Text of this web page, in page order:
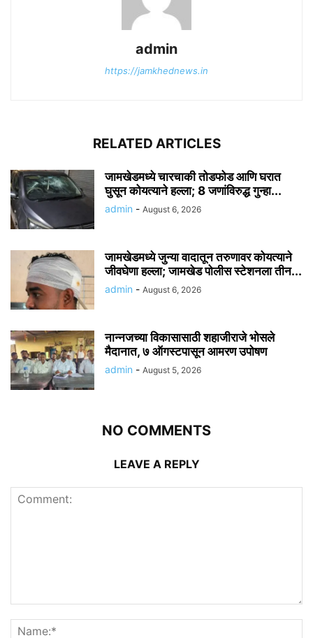
admin
https://jamkhednews.in
RELATED ARTICLES
जामखेडमध्ये चारचाकी तोडफोड आणि घरात
घुसून कोयत्याने हल्ला; 8 जणांविरुद्ध गुन्हा...
admin - August 6, 2026
जामखेडमध्ये जुन्या वादातून तरुणावर कोयत्याने
जीवघेणा हल्ला; जामखेड पोलीस स्टेशनला तीन...
admin - August 6, 2026
नान्नजच्या विकासासाठी शहाजीराजे भोसले
मैदानात, ७ ऑगस्टपासून आमरण उपोषण
admin - August 5, 2026
NO COMMENTS
LEAVE A REPLY